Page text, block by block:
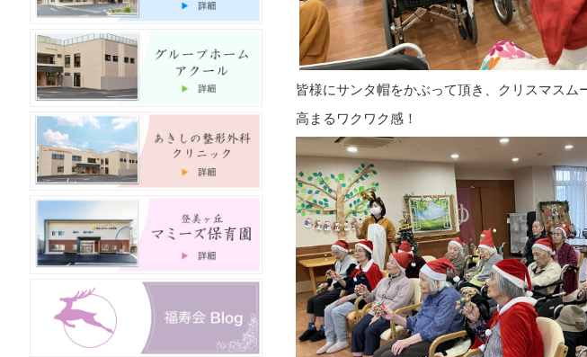
皆様にサンタ帽をかぶって頂き、クリスマスム
高まるワクワク感！